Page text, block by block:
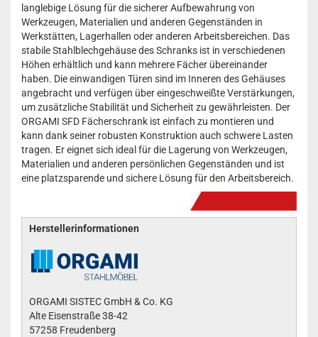
langlebige Lösung für die sicherer Aufbewahrung von
Werkzeugen, Materialien und anderen Gegenständen in
Werkstätten, Lagerhallen oder anderen Arbeitsbereichen. Das
stabile Stahlblechgehäuse des Schranks ist in verschiedenen
Höhen erhältlich und kann mehrere Fächer übereinander
haben. Die einwandigen Türen sind im Inneren des Gehäuses
angebracht und verfügen über eingeschweißte Verstärkungen,
um zusätzliche Stabilität und Sicherheit zu gewährleisten. Der
ORGAMI SFD Fächerschrank ist einfach zu montieren und
kann dank seiner robusten Konstruktion auch schwere Lasten
tragen. Er eignet sich ideal für die Lagerung von Werkzeugen,
Materialien und anderen persönlichen Gegenständen und ist
eine platzsparende und sichere Lösung für den Arbeitsbereich.
Herstellerinformationen
ORGAMI SISTEC GmbH & Co. KG
Alte Eisenstraße 38-42
57258 Freudenberg